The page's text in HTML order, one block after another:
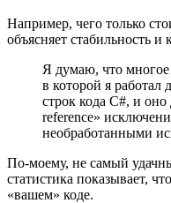
Например, чего только
объясняет стабильность
Я думаю, что многое
в которой я работал
строк кода C#, и оно
reference»
необработанными
По-моему, не самый
статистика показывает,
«вашем» коде.